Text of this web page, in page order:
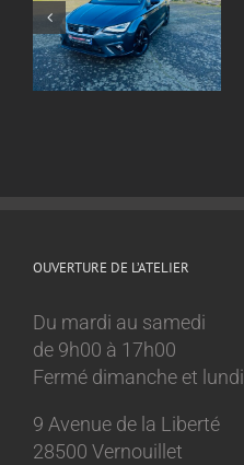
Echappement inox
sur mesure Mini
Cooper 1.6l
OUVERTURE DE L’ATELIER
Du mardi au samedi
de 9h00 à 17h00
Fermé dimanche et lundi
9 Avenue de la Liberté
28500 Vernouillet